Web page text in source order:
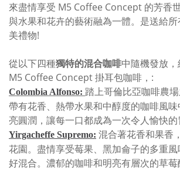
來盡情享受 M5 Coffee Concept 的芳香
與水果和花卉的藝術融為一體。是送給
美禮物!
從以下四種獨特的混合咖啡中隨機發放
M5 Coffee Concept 掛耳包咖啡，:
Colombia Alfonso: 踏上哥倫比亞咖啡農
帶有花香、熱帶水果和中醇度的咖啡風
亮圓潤，讓每一口都成為一次令人愉快的
Yirgacheffe Supremo: 混合著花香和果香
花園。盡情享受莓果、黑加侖子的多重
好混合。濃郁的咖啡和明亮有層次的草